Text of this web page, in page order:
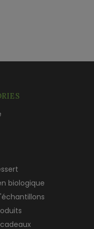
biologique